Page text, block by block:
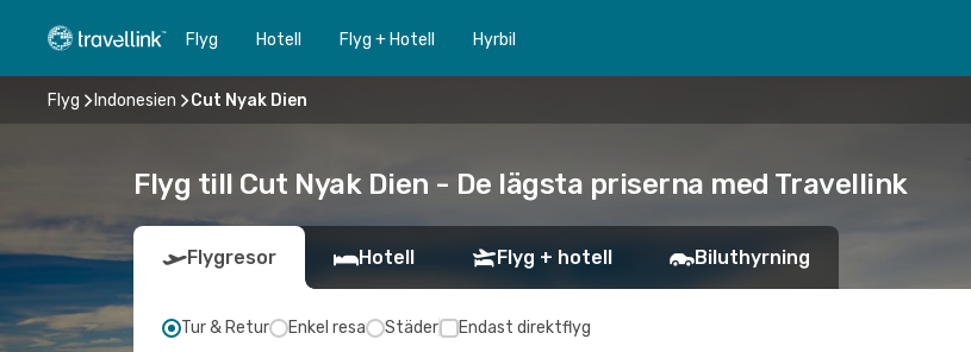
Flyg Hotell Flyg + Hotell Hyrbil
Flyg Indonesien Cut Nyak Dien
Flyg till Cut Nyak Dien - De lägsta priserna med Travellink
Flygresor Hotell Flyg + hotell Biluthyrning
Tur & Retur Enkel resa Städer Endast direktflyg